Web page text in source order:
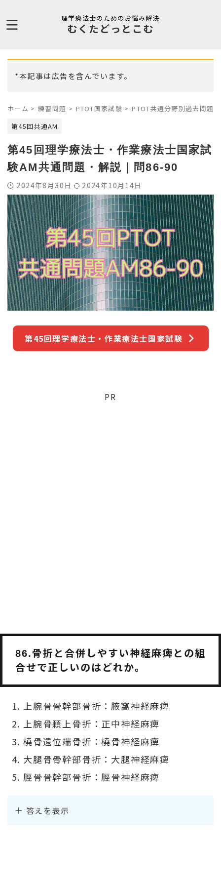
理学療法士のためのお悩み解決
むくたどっとこむ
*本記事は広告を含んでいます。
ホーム > 練習問題 > PTOT国家試験 > PTOT共通分野別過去問題
第45回共通AM
第45回理学療法士・作業療法士国家試
験AM共通問題・解説｜問86-90
2024年8月30日 2024年10月14日
第45回理学療法士・作業療法士国家試験
PR
86.骨折と合併しやすい神経麻痺との組
合せで正しいのはどれか。
上腕骨骨幹部骨折：腋窩神経麻痺
上腕骨顆上骨折：正中神経麻痺
橈骨遠位端骨折：橈骨神経麻痺
大腿骨骨幹部骨折：大腿神経麻痺
脛骨骨幹部骨折：脛骨神経麻痺
答えを表示